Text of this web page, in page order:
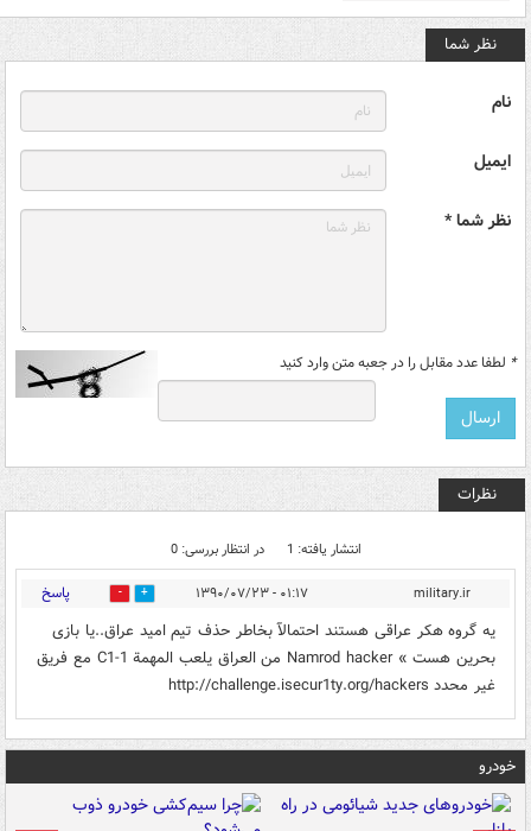
نظر شما
نام
ایمیل
نظر شما *
* لطفا عدد مقابل را در جعبه متن وارد کنید
نظرات
انتشار یافته: 1 در انتظار بررسی: 0
military.ir ۰۱:۱۷ - ۱۳۹۰/۰۷/۲۳ 0 پاسخ
یه گروه هکر عراقی هستند احتمالآ بخاطر حذف تیم امید عراق..یا بازی
بحرین هست » Namrod hacker من العراق يلعب المهمة C1-1 مع فريق
غير محدد http://challenge.isecur1ty.org/hackers
خودرو